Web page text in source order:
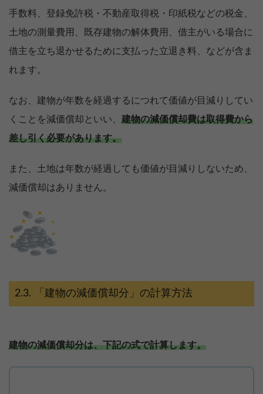
手数料、登録免許税・不動産取得税・印紙税などの税金、
土地の測量費用、既存建物の解体費用、借主がいる場合に
借主を立ち退かせるために支払った立退き料、などが含ま
れます。
なお、建物が年数を経過するにつれて価値が目減りしてい
くことを減価償却といい、 建物の減価償却費は取得費から
差し引く必要があります。
また、土地は年数が経過しても価値が目減りしないため、
減価償却はありません。
「建物の減価償却分」の計算方法
建物の減価償却分は、下記の式で計算します。